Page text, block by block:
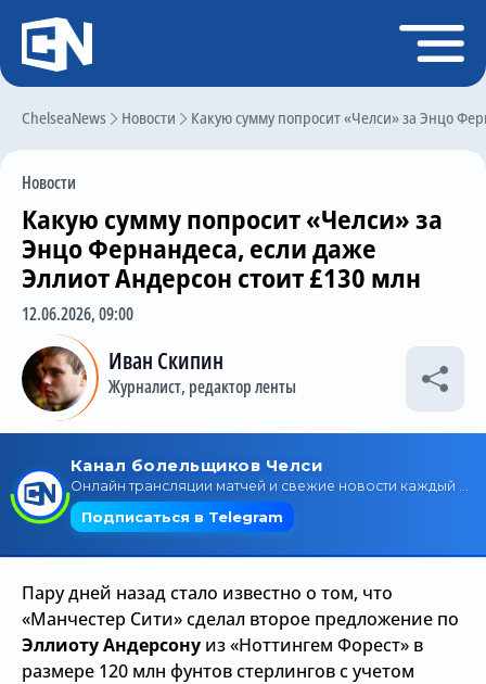
ChelseaNews Новости Какую сумму попросит «Челси» за Энцо
Новости
Какую сумму попросит «Челси» за
Энцо Фернандеса, если даже
Эллиот Андерсон стоит £130 млн
12.06.2026, 09:00
Иван Скипин
Журналист, редактор ленты
Пару дней назад стало известно о том, что
«Манчестер Сити» сделал второе предложение по
Эллиоту Андерсону из «Ноттингем Форест» в
размере 120 млн фунтов стерлингов с учетом
Регистрация
Главная
Трансферы
Слухи
История Челси
Статистика
Календарь игр
Поиск по сайту
Трансляции
О сайте
Контакты